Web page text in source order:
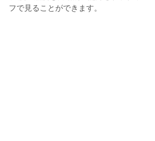
フで見ることができます。